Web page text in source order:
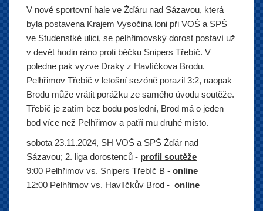
V nové sportovní hale ve Žďáru nad Sázavou, která
byla postavena Krajem Vysočina loni při VOŠ a SPŠ
ve Studenstké ulici, se pelhřimovský dorost postaví už
v devět hodin ráno proti béčku Snipers Třebíč. V
poledne pak vyzve Draky z Havlíčkova Brodu.
Pelhřimov Třebíč v letošní sezóně porazil 3:2, naopak
Brodu může vrátit porážku ze samého úvodu soutěže.
Třebíč je zatím bez bodu poslední, Brod má o jeden
bod více než Pelhřimov a patří mu druhé místo.
sobota 23.11.2024, SH VOŠ a SPŠ Žďár nad
Sázavou; 2. liga dorostenců - profil soutěže
9:00 Pelhřimov vs. Snipers Třebíč B - online
12:00 Pelhřimov vs. Havlíčkův Brod - online